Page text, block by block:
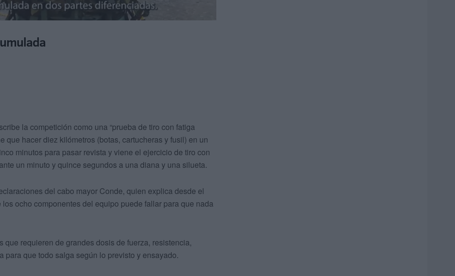
la competición como una “prueba de tiro con fatiga
que hacer diez kilómetros (botas, cartucheras y fusil) en un
minutos para pasar revista y viene el ejercicio de tiro con
un minuto y quince segundos a una diana y una silueta.
del cabo mayor Conde, quien explica desde el
ocho componentes del equipo puede fallar para que nada
requieren de grandes dosis de fuerza, resistencia,
que todo salga según lo previsto y ensayado.